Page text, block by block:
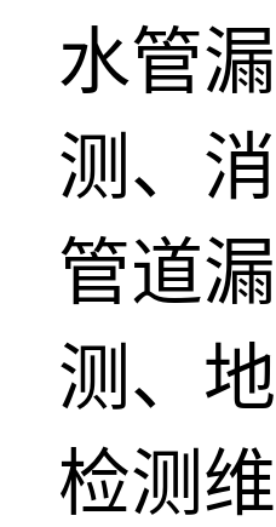
水管
测、
管道
测、
检测